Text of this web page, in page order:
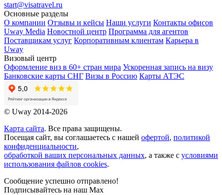
start@visatravel.ru
Основные разделы
О компании Отзывы и кейсы Наши услуги Контакты офисов
Uway Media Новостной центр Программа для агентов
Поставщикам услуг Корпоративным клиентам Карьера в
Uway
Визовый центр
Оформление виз в 60+ стран мира Ускоренная запись на визу
Банковские карты СНГ Визы в Россию Карты АТЭС
© Uway 2014-2026
Карта сайта. Все права защищены.
Посещая сайт, вы соглашаетесь с нашей офертой, политикой
конфиденциальности,
обработкой ваших персональных данных, а также с условиями
использования файлов cookies.
Сообщение успешно отправлено!
Подписывайтесь на наш Max